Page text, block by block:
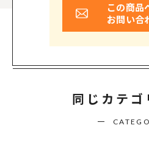
この商品
お問い合
同じカテゴ